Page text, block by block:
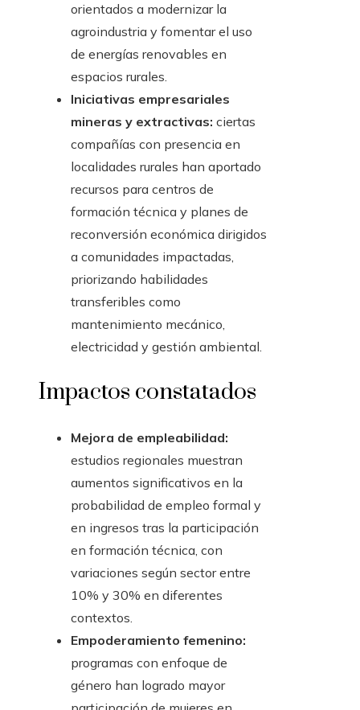
orientados a modernizar la
agroindustria y fomentar el uso
de energías renovables en
espacios rurales.
Iniciativas empresariales
mineras y extractivas: ciertas
compañías con presencia en
localidades rurales han aportado
recursos para centros de
formación técnica y planes de
reconversión económica dirigidos
a comunidades impactadas,
priorizando habilidades
transferibles como
mantenimiento mecánico,
electricidad y gestión ambiental.
Impactos constatados
Mejora de empleabilidad:
estudios regionales muestran
aumentos significativos en la
probabilidad de empleo formal y
en ingresos tras la participación
en formación técnica, con
variaciones según sector entre
10% y 30% en diferentes
contextos.
Empoderamiento femenino:
programas con enfoque de
género han logrado mayor